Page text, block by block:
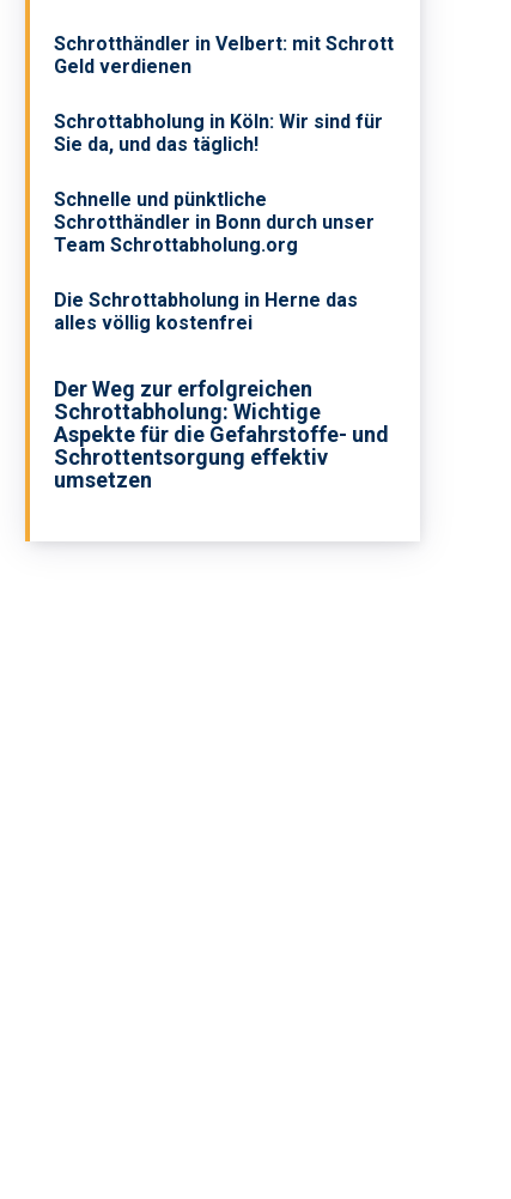
Schrotthändler in Velbert: mit Schrott
Geld verdienen
Schrottabholung in Köln: Wir sind für
Sie da, und das täglich!
Schnelle und pünktliche
Schrotthändler in Bonn durch unser
Team Schrottabholung.org
Die Schrottabholung in Herne das
alles völlig kostenfrei
Der Weg zur erfolgreichen
Schrottabholung: Wichtige
Aspekte für die Gefahrstoffe- und
Schrottentsorgung effektiv
umsetzen